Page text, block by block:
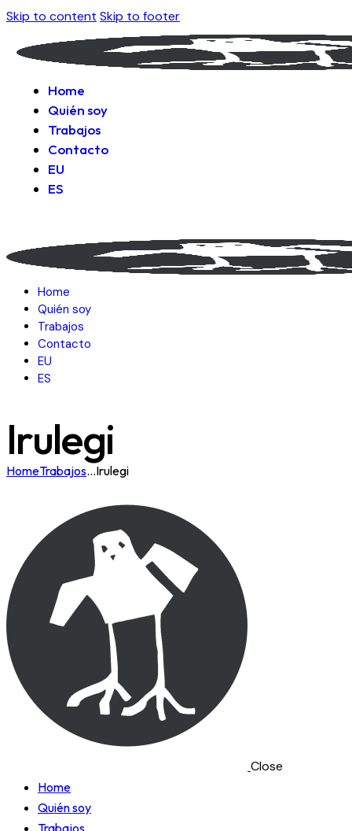
Skip to content Skip to footer
Home
Quién soy
Trabajos
Contacto
EU
ES
Home
Quién soy
Trabajos
Contacto
EU
ES
Irulegi
HomeTrabajos...Irulegi
Close
Home
Quién soy
Trabajos